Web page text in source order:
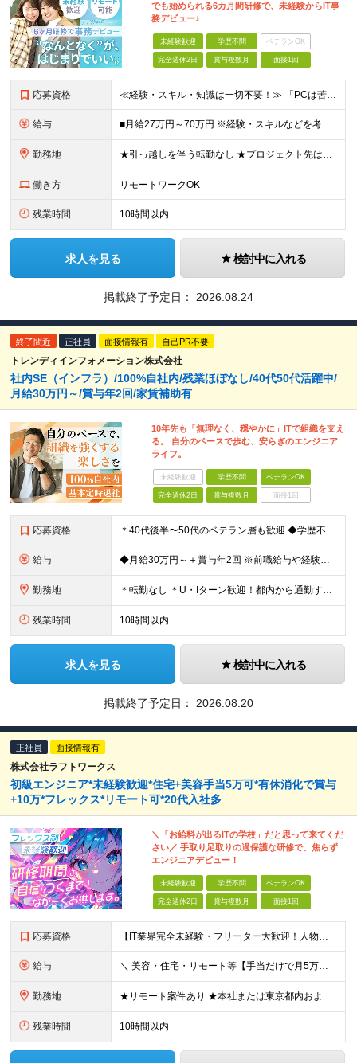
でも始められる6カ月間研修で、未経験からIT事
務デビュー♪
未経験歓迎 学歴不問 ベテランOK
完全週休2日 賞与複数月 面接1回
応募資格 ≪経験・スキル・知識は一切不要！≫ 「PCは苦手」「なんとなくIT」 ――そんな状態からのスタートで大丈夫です。 【応募条件】 ■業界・職種未経験OK ■第二新卒・既卒・フリーターの方も歓迎 ■学歴
給与 ■月給27万円～70万円 ※経験・スキルなどを考慮して決定します。 ※上記金額には固定残業代（月15時間相当分／26,300円～73,500円）を含みます。 超過分は別途支給します。 ★最大200万
勤務地 ★引っ越しを伴う転勤なし ★プロジェクト先は希望やスキルを考慮して決定 本社もしくは東京23区を中心とした 神奈川・千葉・埼玉の各プロジェクト先の勤務となります。 【東京本社】 東京都渋谷区渋谷2
働き方 リモートワークOK
残業時間 10時間以内
求人を見る 検討中に入れる
掲載終了予定日： 2026.08.24
終了間近 正社員 面接情報有 自己PR不要
トレンディインフォメーション株式会社
社内SE（インフラ）/100%自社内/残業ほぼなし/40代50代活躍中/
月給30万円～/賞与年2回/家賃補助有
10年先も「無理なく、穏やかに」ITで組織を支え
る。 自分のペースで歩む、安らぎのエンジニア
ライフ。
未経験歓迎 学歴不問 ベテランOK
完全週休2日 賞与複数月 面接1回
応募資格 ＊40代後半〜50代のベテラン層も歓迎 ◆学歴不問 ◆下記いずれかの経験をお持ちの方 ・サーバーの運用・管理経験がある方（年数不問） ・何らかのIT関連の実務経験 （ヘルプデスク、キッティング、カス
給与 ◆月給30万円～＋賞与年2回 ※前職給与や経験を最大限考慮し決定します。 ※残業手当100％支給 ※試用期間3ヶ月あり（給与・待遇に変更なし）
勤務地 ＊転勤なし ＊U・Iターン歓迎！都内から通勤する社員も多数在籍しています ◆千葉県浦安市北栄4丁目9−1 ※(変更の範囲)上記を除く当社関連勤務地
残業時間 10時間以内
求人を見る 検討中に入れる
掲載終了予定日： 2026.08.20
正社員 面接情報有
株式会社ラフトワークス
初級エンジニア*未経験歓迎*住宅+美容手当5万可*有休消化で賞与
+10万*フレックス*リモート可*20代入社多
＼「お給料が出るITの学校」だと思って来てくだ
さい／ 手取り足取りの過保護な研修で、焦らず
エンジニアデビュー！
未経験歓迎 学歴不問 ベテランOK
完全週休2日 賞与複数月 面接1回
応募資格 【IT業界完全未経験・フリーター大歓迎！人物重視の採用です】 ★学歴・経験一切不問 ＼「なんとなくITに興味がある」で大歓迎／ 仕事のやりがい＜＜＜プライベート・効率・お金 という等身大の志望動機で
給与 ＼ 美容・住宅・リモート等【手当だけで月5万円】支給可！／ 1年目モデル月収28万9500円（基本給＋諸手当＋残業10h分） ★住宅手当や美容手当など充実 ★帰社会、忘年会、女子会などの費用負担 ★
勤務地 ★リモート案件あり ★本社または東京都内および近郊のプロジェクト先での勤務となります。 ※テレワークの頻度や有無は案件状況によるため、在宅勤務前提の採用は行っておりません。 ＜本社＞ 東京都港区新橋
残業時間 10時間以内